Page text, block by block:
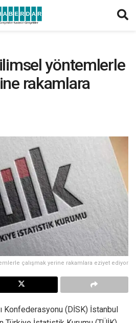
yöntemlerle
rakamlara
çalışmak yerine rakamlara eziyet ediyor
Konfederasyonu (DİSK) İstanbul